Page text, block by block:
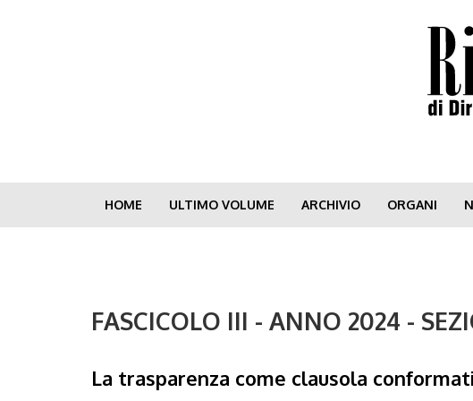
HOME ULTIMO VOLUME ARCHIVIO ORGANI
FASCICOLO III - ANNO 2024 -
La trasparenza come clausola